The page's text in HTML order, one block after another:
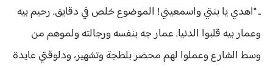
ـ "اهدي يا بنتي واسمعيني! الموضوع خلص في دقايق. رحيم بيه
وعمار بيه قلبوا الدنيا. عمار جه بنفسه ورجالته ولموهم من
وسط الشارع وعملوا لهم محضر بلطجة وتشهير، ودلوقتي عايدة